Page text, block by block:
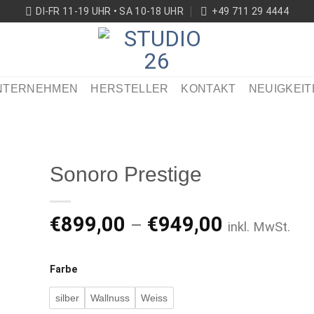
DI-FR 11-19 UHR • SA 10-18 UHR +49 711 29 4444
HERSTELLER KONTAKT
Sonoro Prestige
€899,00 – €949,00 inkl. MwSt.
Farbe
silber Wallnuss Weiss